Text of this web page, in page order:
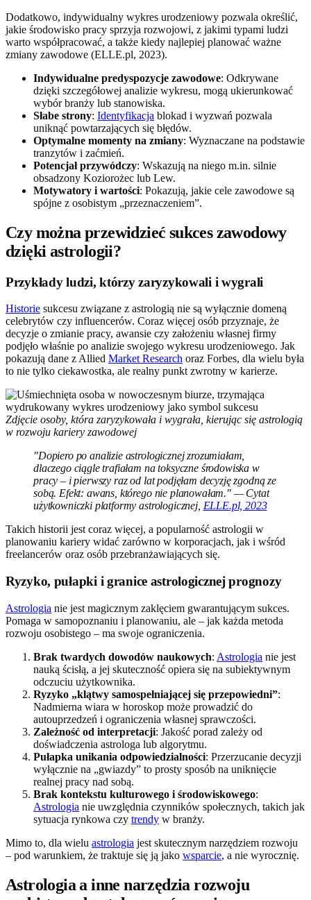
Dodatkowo, indywidualny wykres urodzeniowy pozwala określić,
jakie środowisko pracy sprzyja rozwojowi, z jakimi typami ludzi
warto współpracować, a także kiedy najlepiej planować ważne
zmiany zawodowe (ELLE.pl, 2023).
Indywidualne predyspozycje zawodowe: Odkrywane
dzięki szczegółowej analizie wykresu, mogą ukierunkować
wybór branży lub stanowiska.
Słabe strony: Identyfikacja blokad i wyzwań pozwala
uniknąć powtarzających się błędów.
Optymalne momenty na zmiany: Wyznaczane na podstawie
tranzytów i zaćmień.
Potencjał przywódczy: Wskazują na niego m.in. silnie
obsadzony Koziorożec lub Lew.
Motywatory i wartości: Pokazują, jakie cele zawodowe są
spójne z osobistym „przeznaczeniem”.
Czy można przewidzieć sukces zawodowy
dzięki astrologii?
Przykłady ludzi, którzy zaryzykowali i wygrali
Historie sukcesu związane z astrologią nie są wyłącznie domeną
celebrytów czy influencerów. Coraz więcej osób przyznaje, że
decyzje o zmianie pracy, awansie czy założeniu własnej firmy
podjęło właśnie po analizie swojego wykresu urodzeniowego. Jak
pokazują dane z Allied Market Research oraz Forbes, dla wielu była
to nie tylko ciekawostka, ale realny punkt zwrotny w karierze.
Zdjęcie osoby, która zaryzykowała i wygrała, kierując się astrologią
w rozwoju kariery zawodowej
"Dopiero po analizie astrologicznej zrozumiałam,
dlaczego ciągle trafiałam na toksyczne środowiska w
pracy – i pierwszy raz od lat podjęłam decyzję zgodną ze
sobą. Efekt: awans, którego nie planowałam." — Cytat
użytkowniczki platformy astrologicznej, ELLE.pl, 2023
Takich historii jest coraz więcej, a popularność astrologii w
planowaniu kariery widać zarówno w korporacjach, jak i wśród
freelancerów oraz osób przebranżawiających się.
Ryzyko, pułapki i granice astrologicznej prognozy
Astrologia nie jest magicznym zaklęciem gwarantującym sukces.
Pomaga w samopoznaniu i planowaniu, ale – jak każda metoda
rozwoju osobistego – ma swoje ograniczenia.
Brak twardych dowodów naukowych: Astrologia nie jest
nauką ścisłą, a jej skuteczność opiera się na subiektywnym
odczuciu użytkownika.
Ryzyko „klątwy samospełniającej się przepowiedni”:
Nadmierna wiara w horoskop może prowadzić do
autouprzedzeń i ograniczenia własnej sprawczości.
Zależność od interpretacji: Jakość porad zależy od
doświadczenia astrologa lub algorytmu.
Pułapka unikania odpowiedzialności: Przerzucanie decyzji
wyłącznie na „gwiazdy” to prosty sposób na uniknięcie
realnej pracy nad sobą.
Brak kontekstu kulturowego i środowiskowego:
Astrologia nie uwzględnia czynników społecznych, takich jak
sytuacja rynkowa czy trendy w branży.
Mimo to, dla wielu astrologia jest skutecznym narzędziem rozwoju
– pod warunkiem, że traktuje się ją jako wsparcie, a nie wyrocznię.
Astrologia a inne narzędzia rozwoju